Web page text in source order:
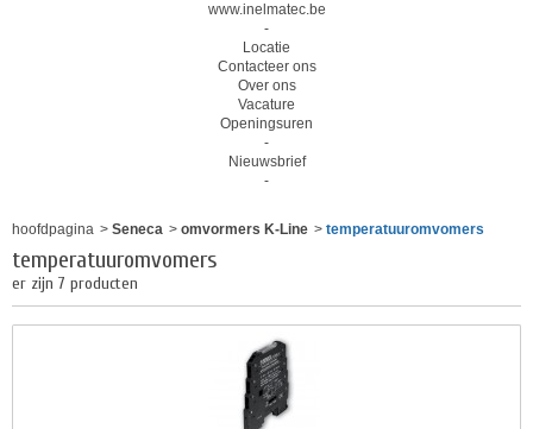
www.inelmatec.be
-
Locatie
Contacteer ons
Over ons
Vacature
Openingsuren
-
Nieuwsbrief
-
hoofdpagina > Seneca > omvormers K-Line > temperatuuromvomers
temperatuuromvomers
er zijn 7 producten